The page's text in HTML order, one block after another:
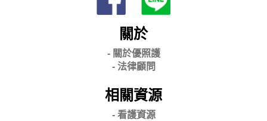
關於
- 關於優照護
- 法律顧問
相關資源
- 看護資源